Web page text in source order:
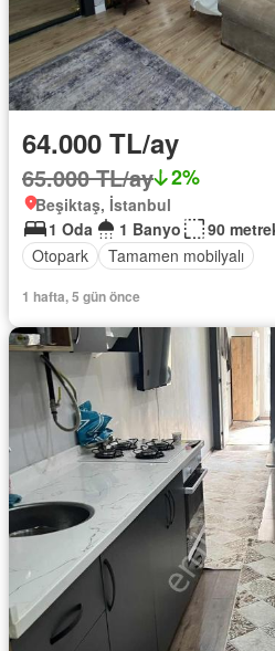
64.000 TL/ay
65.000 TL/ay 2%
Beşiktaş, İstanbul
1 Oda
1 Banyo
90
Otopark
Tamamen mobilyalı
1 hafta, 5 gün önce